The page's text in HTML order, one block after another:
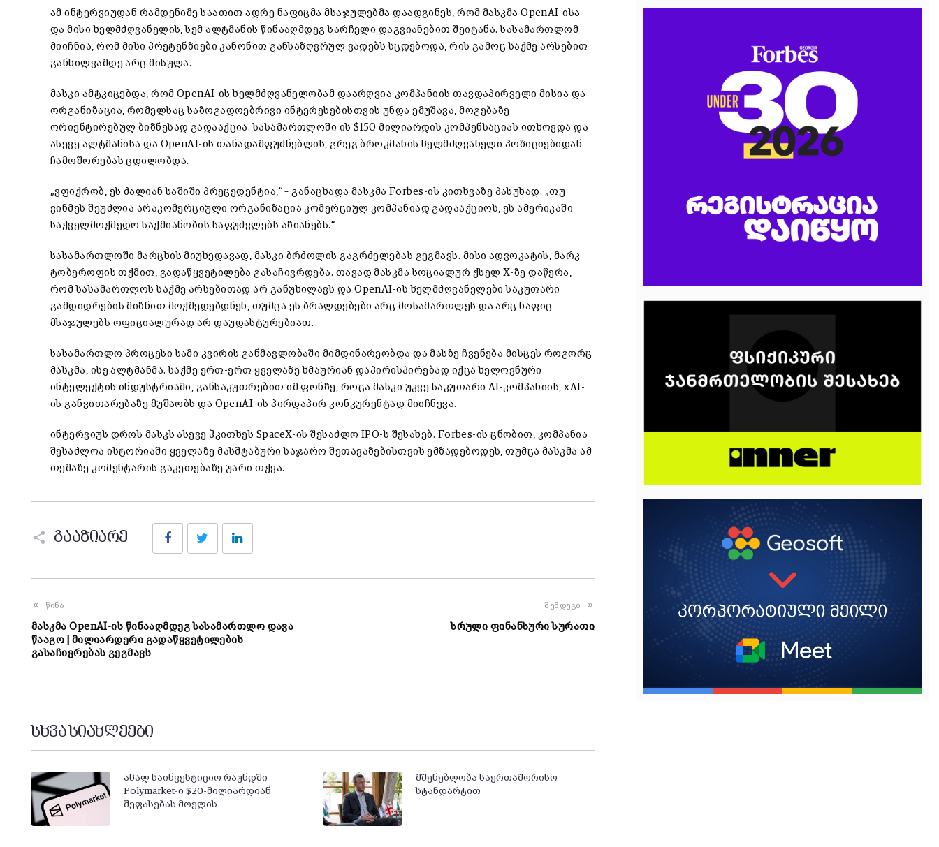
ამ ინტერვიუდან რამდენიმე საათით ადრე ნაფიცმა მსაჯულებმა დაადგინეს, რომ მასკმა OpenAI-ისა
და მისი ხელმძღვანელის, სემ ალტმანის წინააღმდეგ სარჩელი დაგვიანებით შეიტანა. სასამართლომ
მიიჩნია, რომ მისი პრეტენზიები კანონით განსაზღვრულ ვადებს სცდებოდა, რის გამოც საქმე არსებით
განხილვამდე არც მისულა.
მასკი ამტკიცებდა, რომ OpenAI-ის ხელმძღვანელობამ დაარღვია კომპანიის თავდაპირველი მისია და
ორგანიზაცია, რომელსაც საზოგადოებრივი ინტერესებისთვის უნდა ემუშავა, მოგებაზე
ორიენტირებულ ბიზნესად გადააქცია. სასამართლოში ის $150 მილიარდის კომპენსაციას ითხოვდა და
ასევე ალტმანისა და OpenAI-ის თანადამფუძნებლის, გრეგ ბროკმანის ხელმძღვანელი პოზიციებიდან
ჩამოშორებას ცდილობდა.
„ვფიქრობ, ეს ძალიან საშიში პრეცედენტია,“ – განაცხადა მასკმა Forbes-ის კითხვაზე პასუხად. „თუ
ვინმეს შეუძლია არაკომერციული ორგანიზაცია კომერციულ კომპანიად გადააქციოს, ეს ამერიკაში
საქველმოქმედო საქმიანობის საფუძვლებს აზიანებს.“
სასამართლოში მარცხის მიუხედავად, მასკი ბრძოლის გაგრძელებას გეგმავს. მისი ადვოკატის, მარკ
ტობეროფის თქმით, გადაწყვეტილება გასაჩივრდება. თავად მასკმა სოციალურ ქსელ X-ზე დაწერა,
რომ სასამართლოს საქმე არსებითად არ განუხილავს და OpenAI-ის ხელმძღვანელები საკუთარი
გამდიდრების მიზნით მოქმედებდნენ, თუმცა ეს ბრალდებები არც მოსამართლეს და არც ნაფიც
მსაჯულებს ოფიციალურად არ დაუდასტურებიათ.
სასამართლო პროცესი სამი კვირის განმავლობაში მიმდინარეობდა და მასზე ჩვენება მისცეს როგორც
მასკმა, ისე ალტმანმა. საქმე ერთ-ერთ ყველაზე ხმაურიან დაპირისპირებად იქცა ხელოვნური
ინტელექტის ინდუსტრიაში, განსაკუთრებით იმ ფონზე, როცა მასკი უკვე საკუთარი AI-კომპანიის,xAI -
ის განვითარებაზე მუშაობს და OpenAI-ის პირდაპირ კონკურენტად მიიჩნევა.
ინტერვიუს დროს მასკს ასევე ჰკითხეს SpaceX-ის შესაძლო IPO-ს შესახებ. Forbes-ის ცნობით, კომპანია
შესაძლოა ისტორიაში ყველაზე მასშტაბური საჯარო შეთავაზებისთვის ემზადებოდეს, თუმცა მასკმა ამ
თემაზე კომენტარის გაკეთებაზე უარი თქვა.
გააზიარე
FacebookTwitter
წინა
მასკმა OpenAI-ის წინააღმდეგ სასამართლო დავა
წააგო | მილიარდერი გადაწყვეტილების
გასაჩივრებას გეგმავს
შემდეგი
სრული ფინანსური სურათი
სხვა სიახლეები
ახალ საინვესტიციო რაუნდში
Polymarket-ი $20-მილიარდიან
შეფასებას მოელის
მშენებლობა საერთაშორისო
სტანდარტით